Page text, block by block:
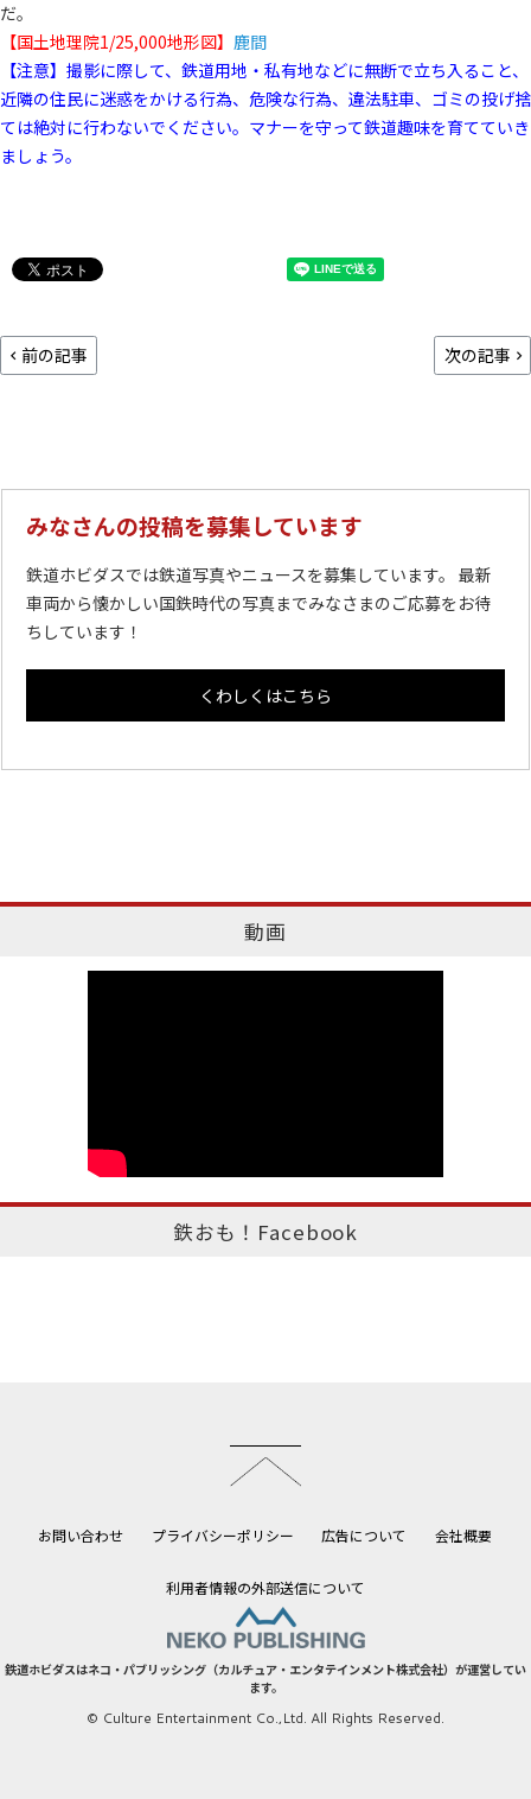
だ。
【国土地理院1/25,000地形図】 鹿間
【注意】撮影に際して、鉄道用地・私有地などに無断で立ち入ること、
近隣の住民に迷惑をかける行為、危険な行為、違法駐車、ゴミの投げ捨
ては絶対に行わないでください。マナーを守って鉄道趣味を育てていき
ましょう。
前の記事 次の記事
みなさんの投稿を募集しています
鉄道ホビダスでは鉄道写真やニュースを募集しています。 最新
車両から懐かしい国鉄時代の写真までみなさまのご応募をお待
ちしています！
くわしくはこちら
動画
鉄おも！Facebook
お問い合わせ プライバシーポリシー 広告について 会社概要
利用者情報の外部送信について
鉄道ホビダスはネコ・パブリッシング（カルチュア・エンタテインメント株式会社）が運営してい
ます。
© Culture Entertainment Co.,Ltd. All Rights Reserved.